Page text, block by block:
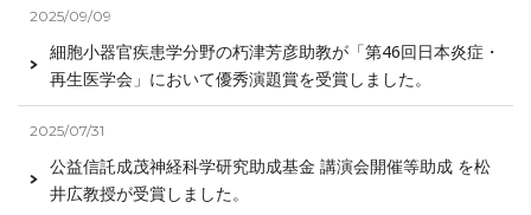
2025/09/09
細胞小器官疾患学分野の朽津芳彦助教が「第46回日本炎症・
再生医学会」において優秀演題賞を受賞しました。
2025/07/31
公益信託成茂神経科学研究助成基金 講演会開催等助成 を松
井広教授が受賞しました。